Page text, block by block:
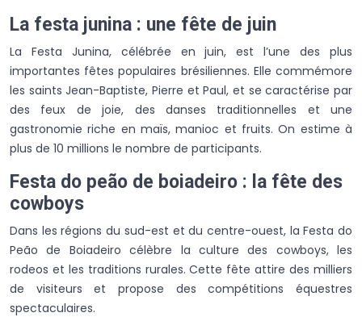
La festa junina : une fête de juin
La Festa Junina, célébrée en juin, est l’une des plus
importantes fêtes populaires brésiliennes. Elle commémore
les saints Jean-Baptiste, Pierre et Paul, et se caractérise par
des feux de joie, des danses traditionnelles et une
gastronomie riche en maïs, manioc et fruits. On estime à
plus de 10 millions le nombre de participants.
Festa do peão de boiadeiro : la fête des
cowboys
Dans les régions du sud-est et du centre-ouest, la Festa do
Peão de Boiadeiro célèbre la culture des cowboys, les
rodeos et les traditions rurales. Cette fête attire des milliers
de visiteurs et propose des compétitions équestres
spectaculaires.